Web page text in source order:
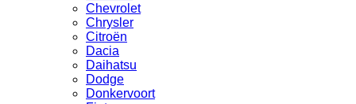
Chevrolet
Chrysler
Citroën
Dacia
Daihatsu
Dodge
Donkervoort